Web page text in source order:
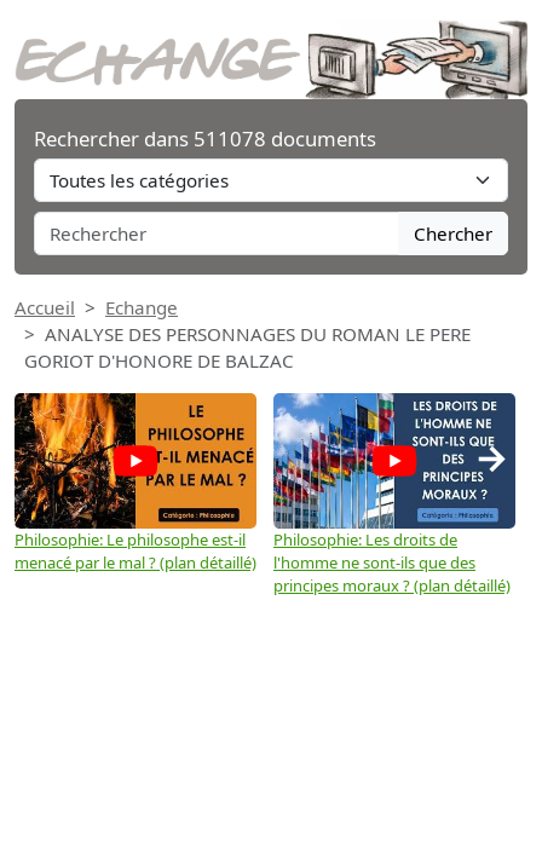
Rechercher dans 511078 documents
Chercher
Accueil
Echange
ANALYSE DES PERSONNAGES DU ROMAN LE PERE
GORIOT D'HONORE DE BALZAC
Philosophie: Le philosophe est-il
menacé par le mal ? (plan détaillé)
Philosophie: Les droits de
l'homme ne sont-ils que des
principes moraux ? (plan détaillé)
→